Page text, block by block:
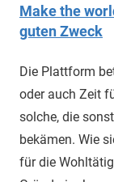
Make the
guten Zweck
Die Plattform
oder auch Zeit
solche, die
bekämen. Wie
für die